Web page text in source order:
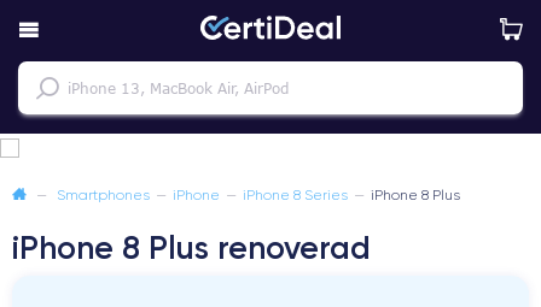
— Smartphones — iPhone — iPhone 8 Series — iPhone 8 Plus
iPhone 8 Plus renoverad